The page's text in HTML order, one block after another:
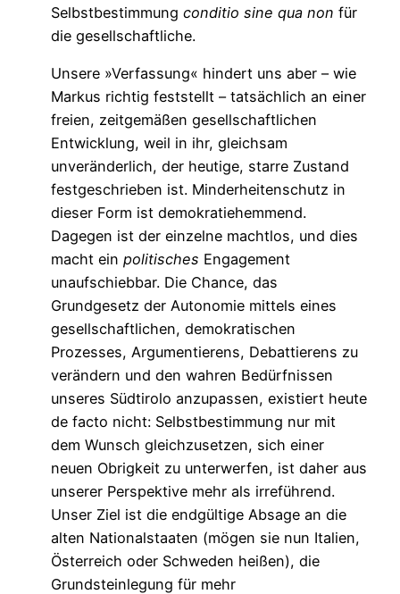
Selbstbestimmung conditio sine qua non für
die gesellschaftliche.
Unsere »Verfassung« hindert uns aber – wie
Markus richtig feststellt – tatsächlich an einer
freien, zeitgemäßen gesellschaftlichen
Entwicklung, weil in ihr, gleichsam
unveränderlich, der heutige, starre Zustand
festgeschrieben ist. Minderheitenschutz in
dieser Form ist demokratiehemmend.
Dagegen ist der einzelne machtlos, und dies
macht ein politisches Engagement
unaufschiebbar. Die Chance, das
Grundgesetz der Autonomie mittels eines
gesellschaftlichen, demokratischen
Prozesses, Argumentierens, Debattierens zu
verändern und den wahren Bedürfnissen
unseres Südtirolo anzupassen, existiert heute
de facto nicht: Selbstbestimmung nur mit
dem Wunsch gleichzusetzen, sich einer
neuen Obrigkeit zu unterwerfen, ist daher aus
unserer Perspektive mehr als irreführend.
Unser Ziel ist die endgültige Absage an die
alten Nationalstaaten (mögen sie nun Italien,
Österreich oder Schweden heißen), die
Grundsteinlegung für mehr